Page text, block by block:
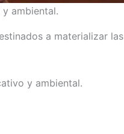
ambiental.
a materializar las
y ambiental.